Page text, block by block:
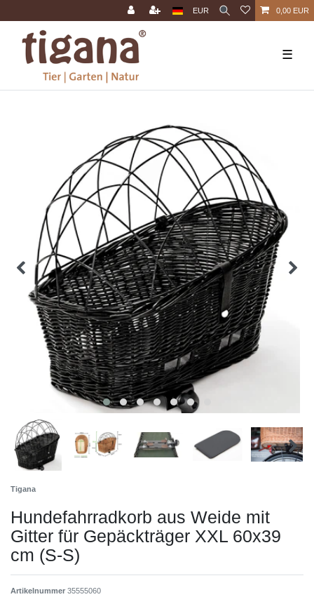
EUR 0,00 EUR
☰
Tigana
Hundefahrradkorb aus Weide mit
Gitter für Gepäckträger XXL 60x39
cm (S-S)
Artikelnummer 35555060